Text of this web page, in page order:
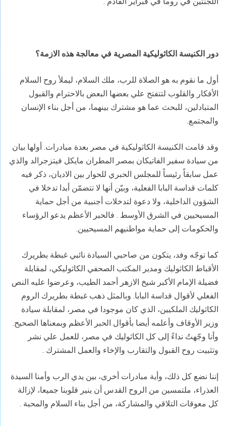
دور الكنيسة الكاثوليكية المصرية في معالجة هذه الازمة؟
أول ما نقوم به هو الصلاة للرب، ملك السلام، ليملأ روح السلام
الأفكار والقلوب لتتفتح علي بعضها البعض بالاحترام والقبول
المتبادلين، للبحث عما هو مشترك بينهما، من أجل بناء الإنسان
والمجتمع.
وقد قامت الكنيسة الكاثوليكية في مصر بعدة مبادرات. أولها بيان
من سيادة سفير الفاتيكان بمصر المطران مايكل فيتزجرالد والذي
عمل سابقاً رئيساً للمجلس الحبري للحوار بين الاديان، ذكر فيه
كلمات قداسة البابا الفعلية، وبيّن أنها لا تتضمّن أبدا تدخلا في
الشؤون الداخلية، ولا دعوة لتدخلات أجنبية من أجل حماية
المسيحيين في الشرق الأوسط . فالحبر الأعظم يدعو الرؤساء
والحكومات إلى حماية مواطنيهم المسيحيين.
كما توجّه وفد، يتكون من صاحبي السيادة نائبي غبطة بطريرك
الأقباط الكاثوليك ومدير المكتب الصحفي الكاثوليكي، لمقابلة
فضيلة الإمام الأكبر شيخ الازهر أحمد الطيب، وعرضوا عليه النص
الفعلي لأقوال قداسة البابا. وبالمثل ذهب غبطة بطريرك الروم
الكاثوليك الملكيين، الذي كان موجودا في مصر، لمقابلة سيادة
وزير الأوقاف وأعلمه أيضا بأقوال الحبر الأعظم وبمعناها الصحيح.
وأنا وجّهتُ نداءً إلى كل الكاثوليك في مصر، للعمل علي نشر
وتثبيت روح القبول والتقارب والإخاء والعمل المشترك .
إننا نضع كل ذلك، وأية مبادرات أخرى، بين يدي الرب وأمنا السيدة
العذراء، ملتمسين من الروح القدس أن ينير قلوبنا جميعا، لإزالة
كل معوقات التلاقي والمشاركة، من أجل بناء السلام والمحبة .